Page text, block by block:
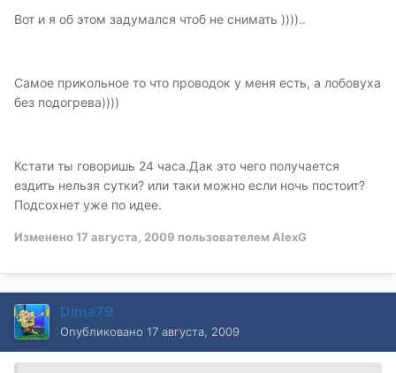
Вот и я об этом задумался чтоб не снимать ))))..
Самое прикольное то что проводок у меня есть, а лобовуха
без подогрева))))
Кстати ты говоришь 24 часа.Дак это чего получается
ездить нельзя сутки? или таки можно если ночь постоит?
Подсохнет уже по идее.
Изменено17 августа, 2009 пользователем AlexG
Dima79
Опубликовано 17 августа, 2009